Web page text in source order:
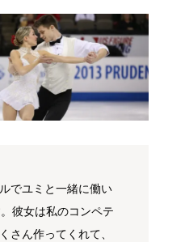
でユミと一緒に働い
彼女は私のコンペテ
さん作ってくれて、